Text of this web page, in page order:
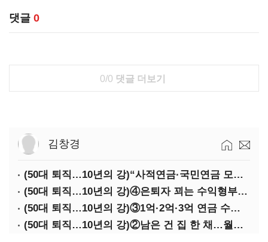
댓글 0
0/0 댓글 더보기
김창경
(50대 퇴직…10년의 강)“사적연금·국민연금 모두 당겨서 수령해야”
(50대 퇴직…10년의 강)④은퇴자 꾀는 수익형부동산·전업투자·편의점 창업
(50대 퇴직…10년의 강)③1억·2억·3억 연금 수령 전략
(50대 퇴직…10년의 강)②남은 건 집 한 채…월세 vs 배당 vs 주택연금